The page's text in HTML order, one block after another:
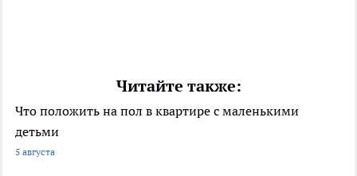
Читайте также:
Что положить на пол в квартире с маленькими
детьми
5 августа